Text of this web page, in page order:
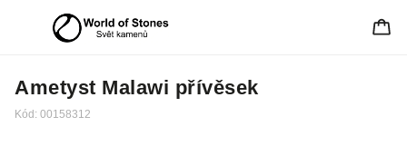
Ametyst Malawi přívěsek
Kód: 00158312